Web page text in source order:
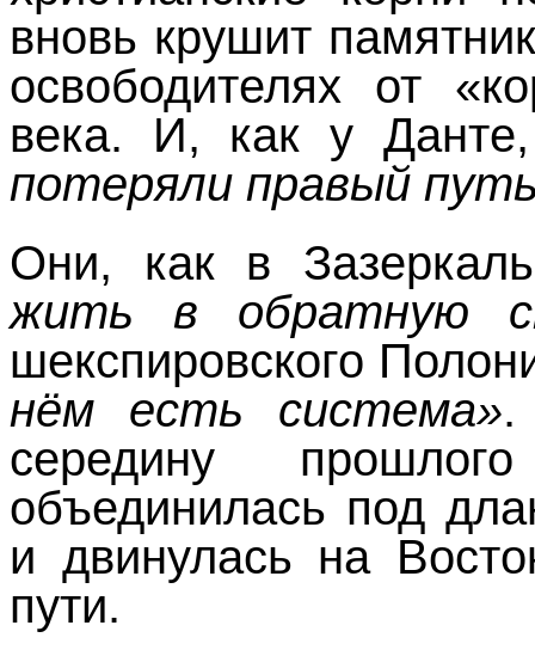
вновь крушит
освободителях от
века. И, как у
потеряли правый
Они, как в
жить в обратную
шекспировского
нём есть система».
середину
объединилась под
и двинулась на
пути.